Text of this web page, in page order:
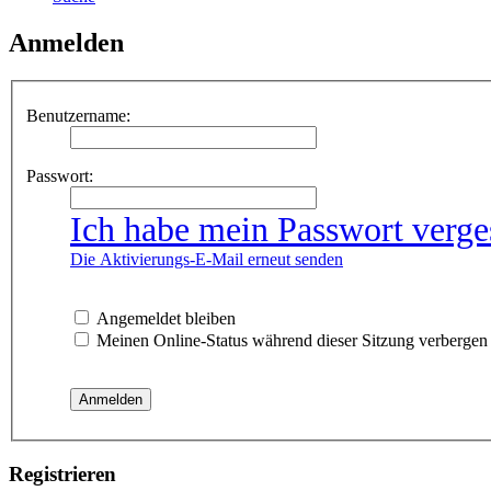
Anmelden
Benutzername:
Passwort:
Ich habe mein Passwort
Die Aktivierungs-E-Mail erneut senden
Angemeldet bleiben
Meinen Online-Status während dieser Sitzung verbergen
Registrieren